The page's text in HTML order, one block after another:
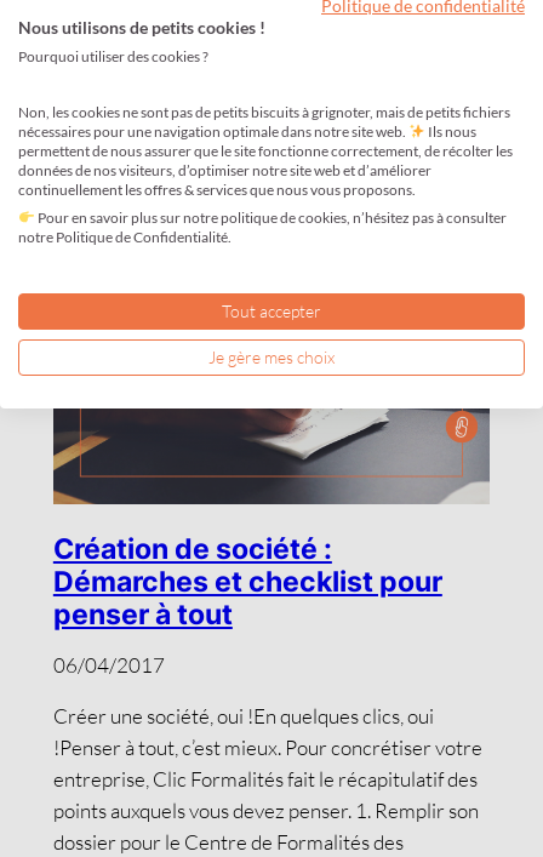
accompagner dans cette démarche, Clic
formalités vous propose un récapitulatif des
étapes à suivre pour réaliser cette […]
3–4 minutes
Création de société :
Démarches et checklist pour
penser à tout
06/04/2017
Créer une société, oui !En quelques clics, oui
!Penser à tout, c’est mieux. Pour concrétiser votre
entreprise, Clic Formalités fait le récapitulatif des
points auxquels vous devez penser. 1. Remplir son
dossier pour le Centre de Formalités des
Politique de confidentialité
Nous utilisons de petits cookies !
Pourquoi utiliser des cookies ?
Non, les cookies ne sont pas de petits biscuits à grignoter, mais de petits fichiers
nécessaires pour une navigation optimale dans notre site web.
Ils nous
permettent de nous assurer que le site fonctionne correctement, de récolter les
données de nos visiteurs, d’optimiser notre site web et d’améliorer
continuellement les offres & services que nous vous proposons.
Pour en savoir plus sur notre politique de cookies, n’hésitez pas à consulter
notre Politique de Confidentialité.
Tout accepter
Je gère mes choix